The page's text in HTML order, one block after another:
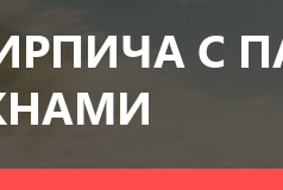
С